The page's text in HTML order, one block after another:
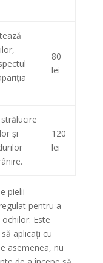
80
lei
și
120
lei
pielii
pentru a
Este
aplicați cu
asemenea, nu